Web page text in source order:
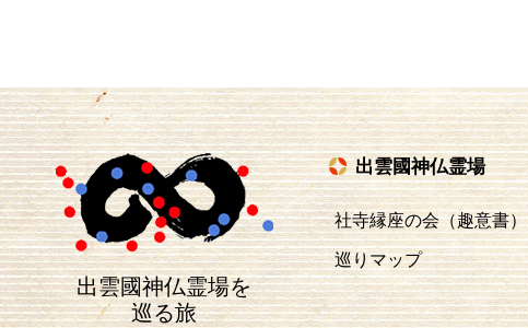
出雲國神仏霊場を
巡る旅
出雲國神仏霊場
社寺縁座の会（趣意書）
巡りマップ